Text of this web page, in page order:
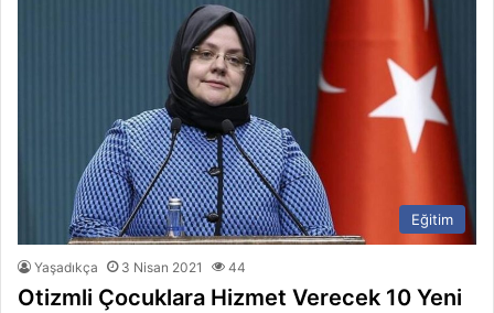
Eğitim
Yaşadıkça 3 Nisan 2021 44
Otizmli Çocuklara Hizmet Verecek 10 Yeni